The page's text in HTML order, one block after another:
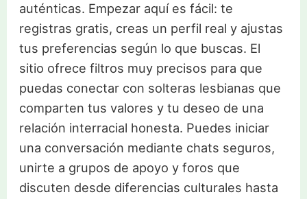
auténticas. Empezar aquí es fácil: te
registras gratis, creas un perfil real y ajustas
tus preferencias según lo que buscas. El
sitio ofrece filtros muy precisos para que
puedas conectar con solteras lesbianas que
comparten tus valores y tu deseo de una
relación interracial honesta. Puedes iniciar
una conversación mediante chats seguros,
unirte a grupos de apoyo y foros que
discuten desde diferencias culturales hasta